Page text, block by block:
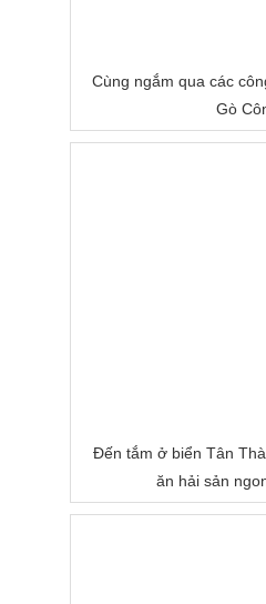
Cùng ngắm qua các
Gò
Đến tắm ở biển Tân
ăn hải sản